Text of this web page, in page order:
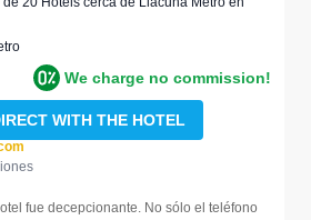
We charge no commission!
WITH THE HOTEL
fue decepcionante. No sólo el teléfono